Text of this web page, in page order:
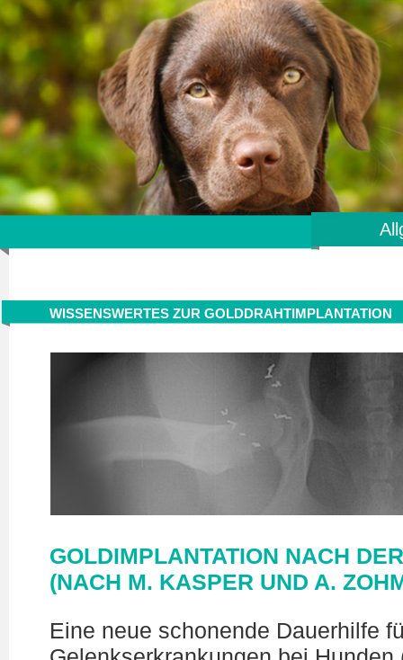
WISSENSWERTES ZUR GOLDDRAHTIMPLANTATION
GOLDIMPLANTATION NACH
(NACH M. KASPER UND A.
Eine neue schonende Dauerhilfe